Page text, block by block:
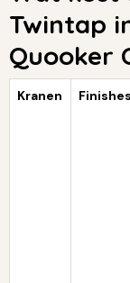
Twintap
Quooker
Kranen Finishes